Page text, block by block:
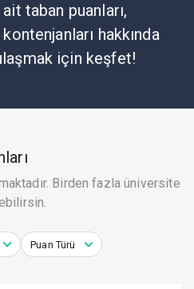
taban puanları,
hakkında
için keşfet!
Birden fazla üniversite
Puan Türü